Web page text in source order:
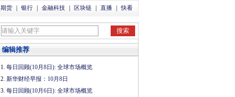
期货 银行 金融科技 区块链 直播 快看
编辑推荐
每日回顾(10月8日): 全球市场概览
新华财经早报：10月8日
每日回顾(10月6日): 全球市场概览